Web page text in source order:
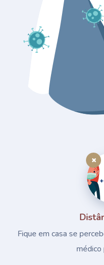
Fique em casa se